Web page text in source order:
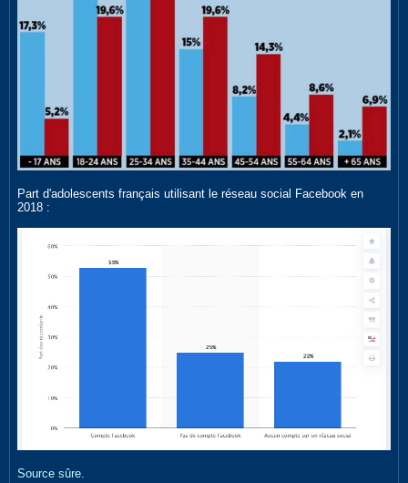
Part d'adolescents français utilisant le réseau social Facebook en
2018 :
Source sûre.